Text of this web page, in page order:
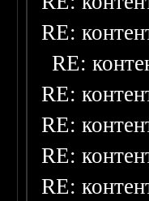
RE:
RE:
RE:
RE:
RE:
RE: